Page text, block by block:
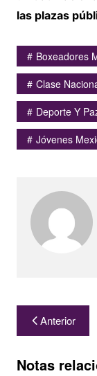
las plazas
Boxeadores
Clase
Deporte Y
Jóvenes
Navegación
de
entradas
Anterior
Notas